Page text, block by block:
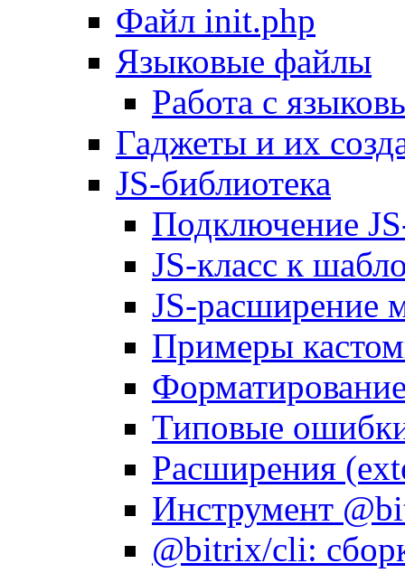
Файл init.php
Языковые файлы
Работа с
Гаджеты и их
JS-библиотека
Подключение
JS-класс к
JS-расширение
Примеры
Типовые
Расширения
Инструмент
@bitrix/cli: